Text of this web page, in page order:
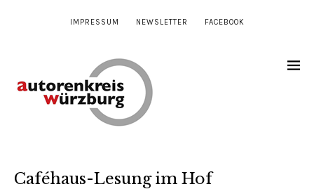
IMPRESSUM NEWSLETTER FACEBOOK
Caféhaus-Lesung im Hof